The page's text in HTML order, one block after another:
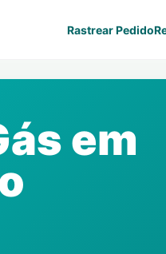
Rastrear Pedido
em